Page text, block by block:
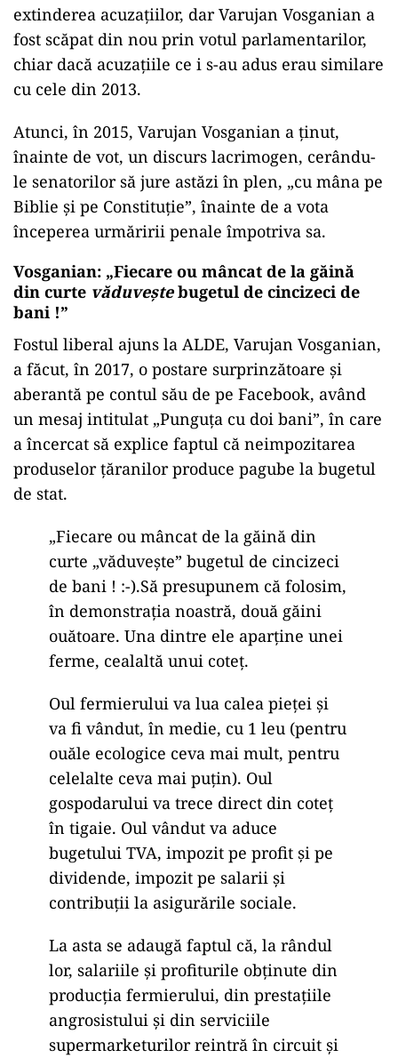
extinderea acuzațiilor, dar Varujan Vosganian a
fost scăpat din nou prin votul parlamentarilor,
chiar dacă acuzațiile ce i s-au adus erau similare
cu cele din 2013.
Atunci, în 2015, Varujan Vosganian a ținut,
înainte de vot, un discurs lacrimogen, cerându-
le senatorilor să jure astăzi în plen, „cu mâna pe
Biblie şi pe Constituţie”, înainte de a vota
începerea urmăririi penale împotriva sa.
Vosganian: „Fiecare ou mâncat de la găină
din curte văduveştebugetul de cincizeci de
bani !”
Fostul liberal ajuns la ALDE, Varujan Vosganian,
a făcut, în 2017, o postare surprinzătoare și
aberantă pe contul său de pe Facebook, având
un mesaj intitulat „Punguța cu doi bani”, în care
a încercat să explice faptul că neimpozitarea
produselor țăranilor produce pagube la bugetul
de stat.
„Fiecare ou mâncat de la găină din
curte „văduveşte” bugetul de cincizeci
de bani ! :-).Să presupunem că folosim,
în demonstraţia noastră, două găini
ouătoare. Una dintre ele aparţine unei
ferme, cealaltă unui coteţ.
Oul fermierului va lua calea pieţei şi
va fi vândut, în medie, cu 1 leu (pentru
ouăle ecologice ceva mai mult, pentru
celelalte ceva mai puţin). Oul
gospodarului va trece direct din coteţ
în tigaie. Oul vândut va aduce
bugetului TVA, impozit pe profit şi pe
dividende, impozit pe salarii şi
contribuţii la asigurările sociale.
La asta se adaugă faptul că, la rândul
lor, salariile şi profiturile obţinute din
producţia fermierului, din prestaţiile
angrosistului şi din serviciile
supermarketurilor reintră în circuit şi